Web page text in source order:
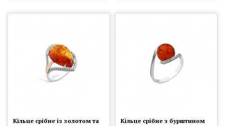
Кільце срібне із золотом та
Кільце срібне з бурштином